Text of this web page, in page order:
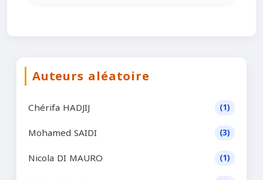
Auteurs aléatoire
Chérifa HADJIJ (1)
Mohamed SAIDI (3)
Nicola DI MAURO (1)